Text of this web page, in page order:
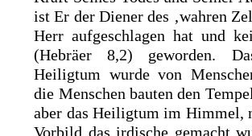
ist Er der Diener des ‚wahren
Herr aufgeschlagen hat und
(Hebräer 8,2) geworden.
Heiligtum wurde von
die Menschen bauten den
aber das Heiligtum im Himmel,
Vorbild das irdische gemacht